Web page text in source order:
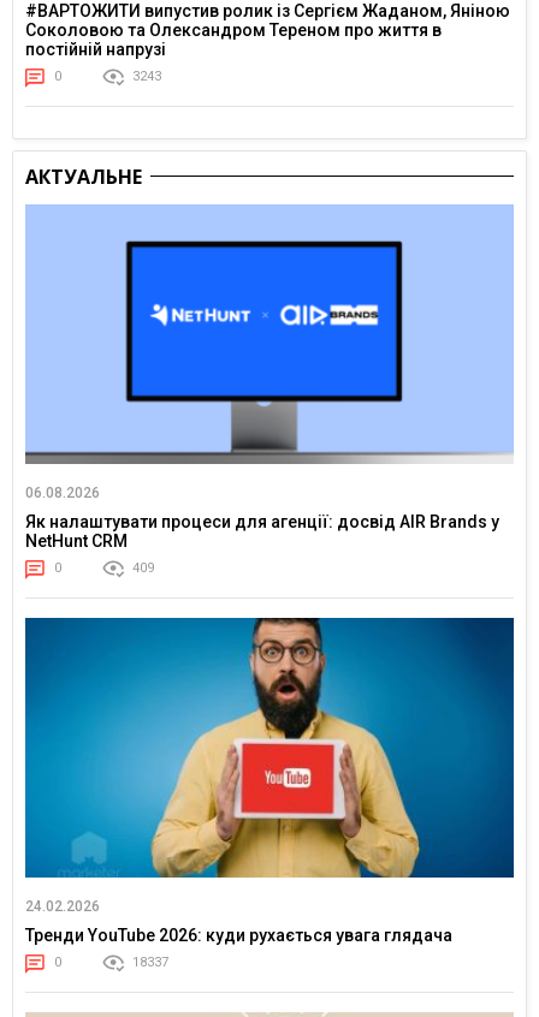
#ВАРТОЖИТИ випустив ролик із Сергієм Жаданом, Яніною
Соколовою та Олександром Тереном про життя в
постійній напрузі
0 3243
АКТУАЛЬНЕ
06.08.2026
Як налаштувати процеси для агенції: досвід AIR Brands у
NetHunt CRM
0 409
24.02.2026
Тренди YouTube 2026: куди рухається увага глядача
0 18337